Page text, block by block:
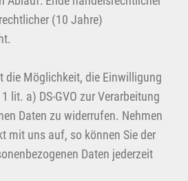
(10 Jahre)
die Möglichkeit, die Einwilligung
lit. a) DS-GVO zur Verarbeitung
Daten zu widerrufen. Nehmen
mit uns auf, so können Sie der
Daten jederzeit